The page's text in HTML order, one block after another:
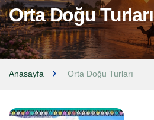
Orta Doğu Turları
Anasayfa Orta Doğu Turları